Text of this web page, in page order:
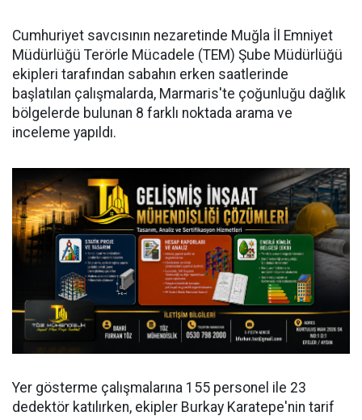
Cumhuriyet savcısının nezaretinde Muğla İl Emniyet
Müdürlüğü Terörle Mücadele (TEM) Şube Müdürlüğü
ekipleri tarafından sabahın erken saatlerinde
başlatılan çalışmalarda, Marmaris'te çoğunluğu dağlık
bölgelerde bulunan 8 farklı noktada arama ve
inceleme yapıldı.
Yer gösterme çalışmalarına 155 personel ile 23
dedektör katılırken, ekipler Burkay Karatepe'nin tarif